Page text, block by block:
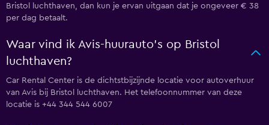
Bristol luchthaven, dan kun je ervan uitgaan dat je ongeveer € 38
per dag betaalt.
Waar vind ik Avis-huurauto's op Bristol
luchthaven?
Car Rental Center is de dichtstbijzijnde locatie voor autoverhuur
van Avis bij Bristol luchthaven. Het telefoonnummer van deze
locatie is +44 344 544 6007